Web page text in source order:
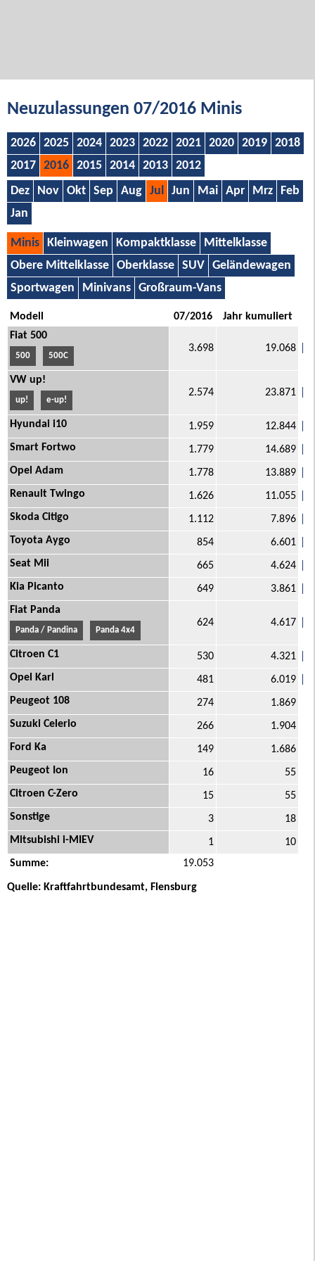
Neuzulassungen 07/2016 Minis
2026 2025 2024 2023 2022 2021 2020 2019
2018
2017
2016 2015 2014 2013 2012
Dez Nov Okt Sep Aug Jul Jun Mai Apr Mrz
Feb
Jan
Minis Kleinwagen Kompaktklasse
Mittelklasse
Obere Mittelklasse
Oberklasse SUV
Geländewagen
Sportwagen
Minivans Großraum-Vans
Modell 07/2016
Jahr kumuliert
Fiat 500
500 500C
3.698 19.068
VW up!
up! e-up!
2.574 23.871
Hyundai i10 1.959
12.844
Smart Fortwo
1.779
14.689
Opel Adam
1.778
13.889
Renault Twingo
1.626
11.055
Skoda Citigo
1.112
7.896
Toyota Aygo
854
6.601
Seat Mii
665
4.624
Kia Picanto
649
3.861
Fiat Panda
Panda / Pandina Panda 4x4
624 4.617
Citroen C1 530
4.321
Opel Karl
481
6.019
Peugeot 108
274
1.869
Suzuki Celerio
266
1.904
Ford Ka
149
1.686
Peugeot Ion
16
55
Citroen C-Zero
15
55
Sonstige
3
18
Mitsubishi i-MIEV
1
10
Summe:
19.053
Quelle: Kraftfahrtbundesamt, Flensburg